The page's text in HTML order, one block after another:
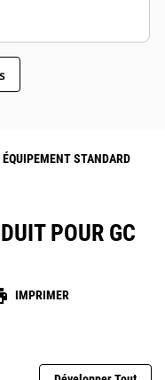
de classe H
ÉQUIPEMENT STANDARD
POUR GC
IMPRIMER